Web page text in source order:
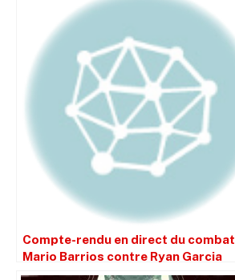
Compte-rendu en direct du combat
Mario Barrios contre Ryan Garcia